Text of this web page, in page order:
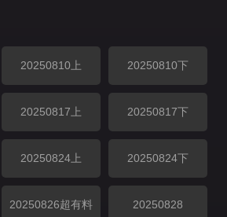
20250810上 20250810下
20250817上 20250817下
20250824上 20250824下
20250826超有料 20250828